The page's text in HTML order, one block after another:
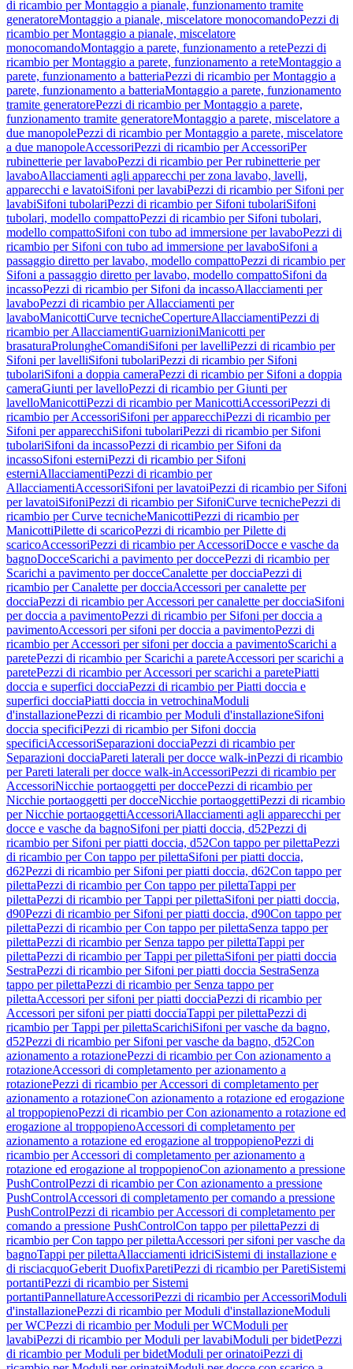
di ricambio per Montaggio a pianale, funzionamento tramite
generatoreMontaggio a pianale, miscelatore monocomandoPezzi di
ricambio per Montaggio a pianale, miscelatore
monocomandoMontaggio a parete, funzionamento a retePezzi di
ricambio per Montaggio a parete, funzionamento a reteMontaggio a
parete, funzionamento a batteriaPezzi di ricambio per Montaggio a
parete, funzionamento a batteriaMontaggio a parete, funzionamento
tramite generatorePezzi di ricambio per Montaggio a parete,
funzionamento tramite generatoreMontaggio a parete, miscelatore a
due manopolePezzi di ricambio per Montaggio a parete, miscelatore
a due manopoleAccessoriPezzi di ricambio per AccessoriPer
rubinetterie per lavaboPezzi di ricambio per Per rubinetterie per
lavaboAllacciamenti agli apparecchi per zona lavabo, lavelli,
apparecchi e lavatoiSifoni per lavabiPezzi di ricambio per Sifoni per
lavabiSifoni tubolariPezzi di ricambio per Sifoni tubolariSifoni
tubolari, modello compattoPezzi di ricambio per Sifoni tubolari,
modello compattoSifoni con tubo ad immersione per lavaboPezzi di
ricambio per Sifoni con tubo ad immersione per lavaboSifoni a
passaggio diretto per lavabo, modello compattoPezzi di ricambio per
Sifoni a passaggio diretto per lavabo, modello compattoSifoni da
incassoPezzi di ricambio per Sifoni da incassoAllacciamenti per
lavaboPezzi di ricambio per Allacciamenti per
lavaboManicottiCurve tecnicheCopertureAllacciamentiPezzi di
ricambio per AllacciamentiGuarnizioniManicotti per
brasaturaProlungheComandiSifoni per lavelliPezzi di ricambio per
Sifoni per lavelliSifoni tubolariPezzi di ricambio per Sifoni
tubolariSifoni a doppia cameraPezzi di ricambio per Sifoni a doppia
cameraGiunti per lavelloPezzi di ricambio per Giunti per
lavelloManicottiPezzi di ricambio per ManicottiAccessoriPezzi di
ricambio per AccessoriSifoni per apparecchiPezzi di ricambio per
Sifoni per apparecchiSifoni tubolariPezzi di ricambio per Sifoni
tubolariSifoni da incassoPezzi di ricambio per Sifoni da
incassoSifoni esterniPezzi di ricambio per Sifoni
esterniAllacciamentiPezzi di ricambio per
AllacciamentiAccessoriSifoni per lavatoiPezzi di ricambio per Sifoni
per lavatoiSifoniPezzi di ricambio per SifoniCurve tecnichePezzi di
ricambio per Curve tecnicheManicottiPezzi di ricambio per
ManicottiPilette di scaricoPezzi di ricambio per Pilette di
scaricoAccessoriPezzi di ricambio per AccessoriDocce e vasche da
bagnoDocceScarichi a pavimento per doccePezzi di ricambio per
Scarichi a pavimento per docceCanalette per docciaPezzi di
ricambio per Canalette per docciaAccessori per canalette per
docciaPezzi di ricambio per Accessori per canalette per docciaSifoni
per doccia a pavimentoPezzi di ricambio per Sifoni per doccia a
pavimentoAccessori per sifoni per doccia a pavimentoPezzi di
ricambio per Accessori per sifoni per doccia a pavimentoScarichi a
paretePezzi di ricambio per Scarichi a pareteAccessori per scarichi a
paretePezzi di ricambio per Accessori per scarichi a paretePiatti
doccia e superfici docciaPezzi di ricambio per Piatti doccia e
superfici docciaPiatti doccia in vetrochinaModuli
d'installazionePezzi di ricambio per Moduli d'installazioneSifoni
doccia specificiPezzi di ricambio per Sifoni doccia
specificiAccessoriSeparazioni docciaPezzi di ricambio per
Separazioni docciaPareti laterali per docce walk-inPezzi di ricambio
per Pareti laterali per docce walk-inAccessoriPezzi di ricambio per
AccessoriNicchie portaoggetti per doccePezzi di ricambio per
Nicchie portaoggetti per docceNicchie portaoggettiPezzi di ricambio
per Nicchie portaoggettiAccessoriAllacciamenti agli apparecchi per
docce e vasche da bagnoSifoni per piatti doccia, d52Pezzi di
ricambio per Sifoni per piatti doccia, d52Con tappo per pilettaPezzi
di ricambio per Con tappo per pilettaSifoni per piatti doccia,
d62Pezzi di ricambio per Sifoni per piatti doccia, d62Con tappo per
pilettaPezzi di ricambio per Con tappo per pilettaTappi per
pilettaPezzi di ricambio per Tappi per pilettaSifoni per piatti doccia,
d90Pezzi di ricambio per Sifoni per piatti doccia, d90Con tappo per
pilettaPezzi di ricambio per Con tappo per pilettaSenza tappo per
pilettaPezzi di ricambio per Senza tappo per pilettaTappi per
pilettaPezzi di ricambio per Tappi per pilettaSifoni per piatti doccia
SestraPezzi di ricambio per Sifoni per piatti doccia SestraSenza
tappo per pilettaPezzi di ricambio per Senza tappo per
pilettaAccessori per sifoni per piatti docciaPezzi di ricambio per
Accessori per sifoni per piatti docciaTappi per pilettaPezzi di
ricambio per Tappi per pilettaScarichiSifoni per vasche da bagno,
d52Pezzi di ricambio per Sifoni per vasche da bagno, d52Con
azionamento a rotazionePezzi di ricambio per Con azionamento a
rotazioneAccessori di completamento per azionamento a
rotazionePezzi di ricambio per Accessori di completamento per
azionamento a rotazioneCon azionamento a rotazione ed erogazione
al troppopienoPezzi di ricambio per Con azionamento a rotazione ed
erogazione al troppopienoAccessori di completamento per
azionamento a rotazione ed erogazione al troppopienoPezzi di
ricambio per Accessori di completamento per azionamento a
rotazione ed erogazione al troppopienoCon azionamento a pressione
PushControlPezzi di ricambio per Con azionamento a pressione
PushControlAccessori di completamento per comando a pressione
PushControlPezzi di ricambio per Accessori di completamento per
comando a pressione PushControlCon tappo per pilettaPezzi di
ricambio per Con tappo per pilettaAccessori per sifoni per vasche da
bagnoTappi per pilettaAllacciamenti idriciSistemi di installazione e
di risciacquoGeberit DuofixParetiPezzi di ricambio per ParetiSistemi
portantiPezzi di ricambio per Sistemi
portantiPannellatureAccessoriPezzi di ricambio per AccessoriModuli
d'installazionePezzi di ricambio per Moduli d'installazioneModuli
per WCPezzi di ricambio per Moduli per WCModuli per
lavabiPezzi di ricambio per Moduli per lavabiModuli per bidetPezzi
di ricambio per Moduli per bidetModuli per orinatoiPezzi di